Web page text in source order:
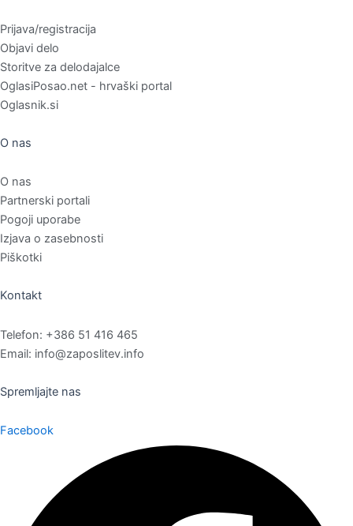
Prijava/registracija
Objavi delo
Storitve za delodajalce
OglasiPosao.net - hrvaški portal
Oglasnik.si
O nas
O nas
Partnerski portali
Pogoji uporabe
Izjava o zasebnosti
Piškotki
Kontakt
Telefon: +386 51 416 465
Email: info@zaposlitev.info
Spremljajte nas
Facebook